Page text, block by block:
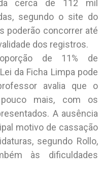
cerca de 112 mil
segundo o site do
poderão concorrer até
dos registros.
de 11% de
da Ficha Limpa pode
avalia que o
mais, com os
A ausência
motivo de cassação
segundo Rollo,
às dificuldades